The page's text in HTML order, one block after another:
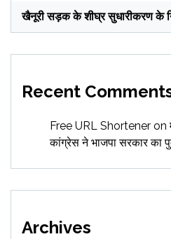
खैनूरी सड़क के शीघ्र सुधारीकरण के
Recent
Free URL Shortener on
कांग्रेस ने भाजपा सरकार का
Archives